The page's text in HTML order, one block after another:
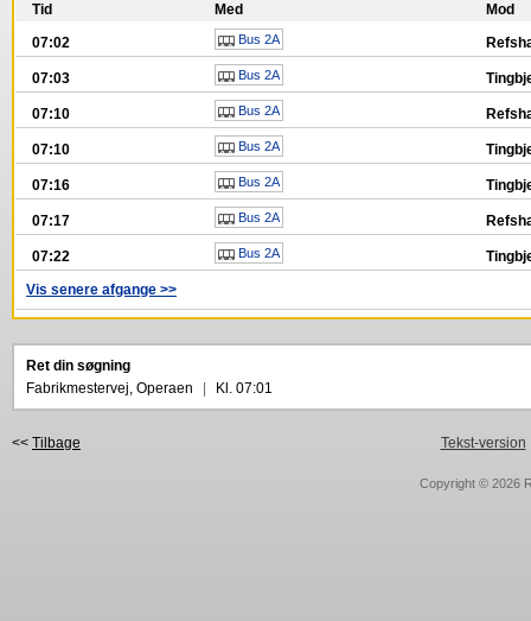
Tid Med
Mod
07:02
Bus 2A
07:03 Bus 2A
07:10 Bus 2A
07:10 Bus 2A
07:16 Bus 2A
07:17 Bus 2A
07:22 Bus 2A
Vis senere afgange >>
Ret din søgning
Fabrikmestervej, Operaen
Kl. 07:01
<< Tilbage Tekst-version
Copyright © 2026